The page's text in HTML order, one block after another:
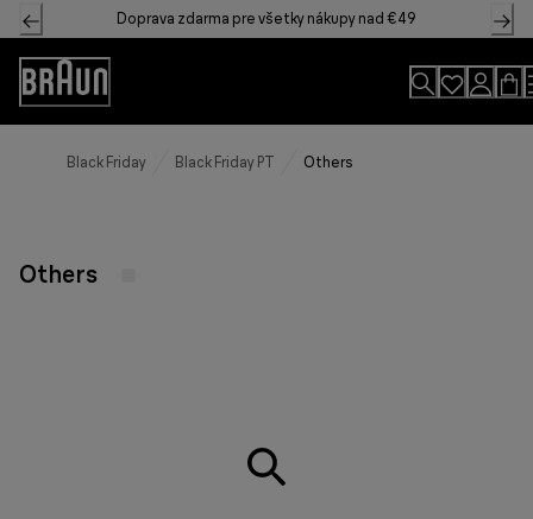
Skip
to
Content
Doprava zdarma pre všetky nákupy nad €49
Accessibility
Statement
Black Friday Black Friday PT Others
Others